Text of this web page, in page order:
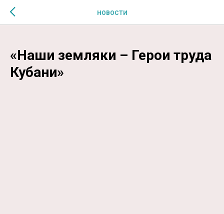
$MESSAGE$
НОВОСТИ
«Наши земляки – Герои труда
Кубани»